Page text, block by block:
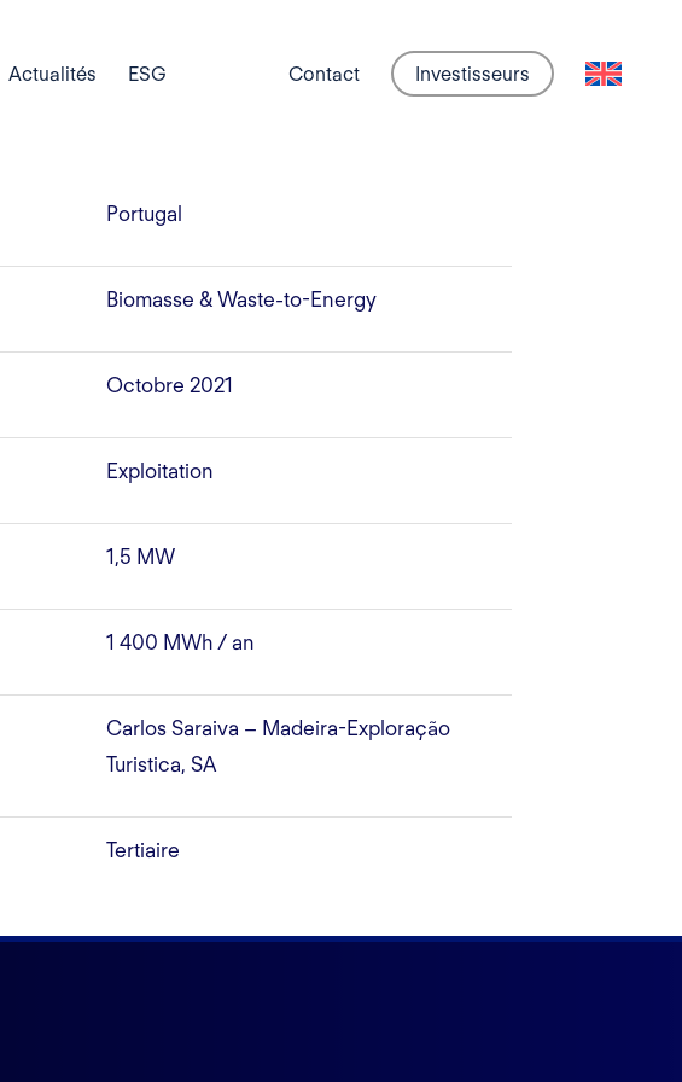
Actualités ESG Contact Investisseurs
Portugal
Biomasse & Waste-to-Energy
Octobre 2021
Exploitation
1,5 MW
1 400 MWh / an
Carlos Saraiva – Madeira-Exploração
Turistica, SA
Tertiaire